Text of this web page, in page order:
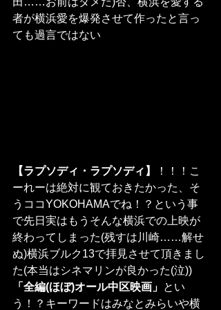
者が横浜愛を爆発させて作ったと言っ
ても過言ではない
【ラプソディ・ラプソディ】
！！！こ
ーれーは絶対に観ておきたかった、そ
うココYOKOHAMAでね！？という事
で先日実はもうそんな横浜での上映が
終わってしまった(残すは川崎……解せ
ぬ)横浜ブルク13で拝見させて頂きまし
た(本当はシネマリンが良かった(泣))
「全編(ほぼ)オール中区映画」 とい
う！？キーワードはみなとみらいや横